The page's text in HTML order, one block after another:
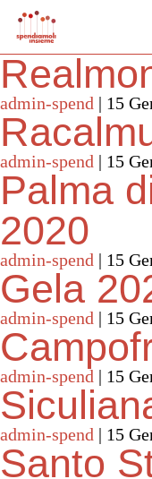
admin-spend | 15
admin-spend | 15
Palma
2020
admin-spend | 15
Gela
admin-spend | 15
admin-spend | 15
admin-spend | 15
Santo